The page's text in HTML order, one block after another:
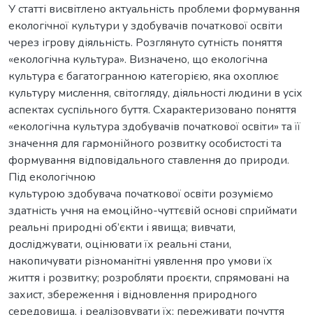
У статті висвітлено актуальність проблеми формування
екологічної культури у здобувачів початкової освіти
через ігрову діяльність. Розглянуто сутність поняття
«екологічна культура». Визначено, що екологічна
культура є багатогранною категорією, яка охоплює
культуру мислення, світогляду, діяльності людини в усіх
аспектах суспільного буття. Схарактеризовано поняття
«екологічна культура здобувачів початкової освіти» та її
значення для гармонійного розвитку особистості та
формування відповідального ставлення до природи.
Під екологічною
культурою здобувача початкової освіти розуміємо
здатність учня на емоційно-чуттєвій основі сприймати
реальні природні об’єкти і явища; вивчати,
досліджувати, оцінювати їх реальні стани,
накопичувати різноманітні уявлення про умови їх
життя і розвитку; розробляти проєкти, спрямовані на
захист, збереження і відновлення природного
середовища, і реалізовувати їх; переживати почуття